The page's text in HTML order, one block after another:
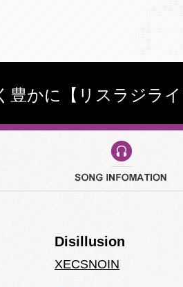
豊かに【リスラジラ
Disillusion
XECSNOIN